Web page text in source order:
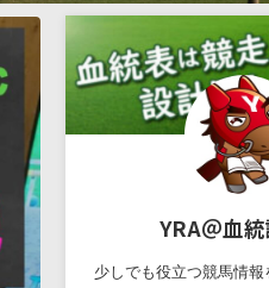
YRA＠血
少しでも役立つ競馬情